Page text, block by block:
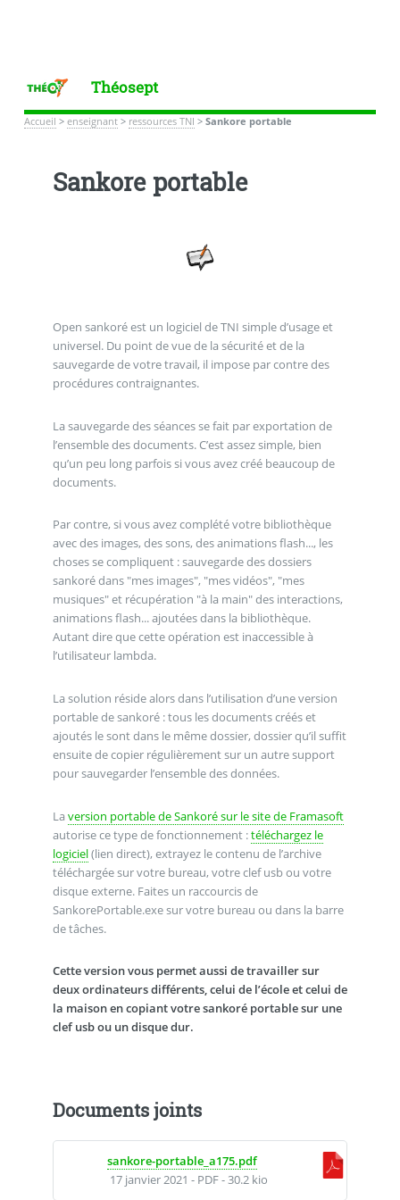
Théosept
Accueil > enseignant> ressources TNI > Sankore portable
Sankore portable
Open sankoré est un logiciel de TNI simple d’usage et
universel. Du point de vue de la sécurité et de la
sauvegarde de votre travail, il impose par contre des
procédures contraignantes.
La sauvegarde des séances se fait par exportation de
l’ensemble des documents. C’est assez simple, bien
qu’un peu long parfois si vous avez créé beaucoup de
documents.
Par contre, si vous avez complété votre bibliothèque
avec des images, des sons, des animations flash..., les
choses se compliquent : sauvegarde des dossiers
sankoré dans "mes images", "mes vidéos", "mes
musiques" et récupération "à la main" des interactions,
animations flash... ajoutées dans la bibliothèque.
Autant dire que cette opération est inaccessible à
l’utilisateur lambda.
La solution réside alors dans l’utilisation d’une version
portable de sankoré : tous les documents créés et
ajoutés le sont dans le même dossier, dossier qu’il suffit
ensuite de copier régulièrement sur un autre support
pour sauvegarder l’ensemble des données.
La version portable de Sankoré sur le site de Framasoft
autorise ce type de fonctionnement :téléchargez le
logiciel(lien direct), extrayez le contenu de l’archive
téléchargée sur votre bureau, votre clef usb ou votre
disque externe. Faites un raccourcis de
SankorePortable.exe sur votre bureau ou dans la barre
de tâches.
Cette version vous permet aussi de travailler sur
deux ordinateurs différents, celui de l’école et celui de
la maison en copiant votre sankoré portable sur une
clef usb ou un disque dur.
Documents joints
sankore-portable_a175.pdf
17 janvier 2021 - PDF-30.2 kio